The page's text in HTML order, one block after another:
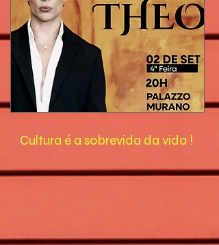
Cultura é a sobrevida da vida !